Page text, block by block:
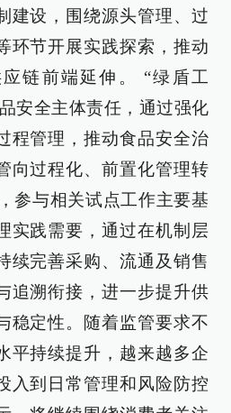
建设，围绕源头管理、过
环节开展实践探索，推动
链前端延伸。 “绿盾工
安全主体责任，通过强化
程管理，推动食品安全治
向过程化、前置化管理转
参与相关试点工作主要基
实践需要，通过在机制层
续完善采购、流通及销售
追溯衔接，进一步提升供
稳定性。随着监管要求不
平持续提升，越来越多企
入到日常管理和风险防控